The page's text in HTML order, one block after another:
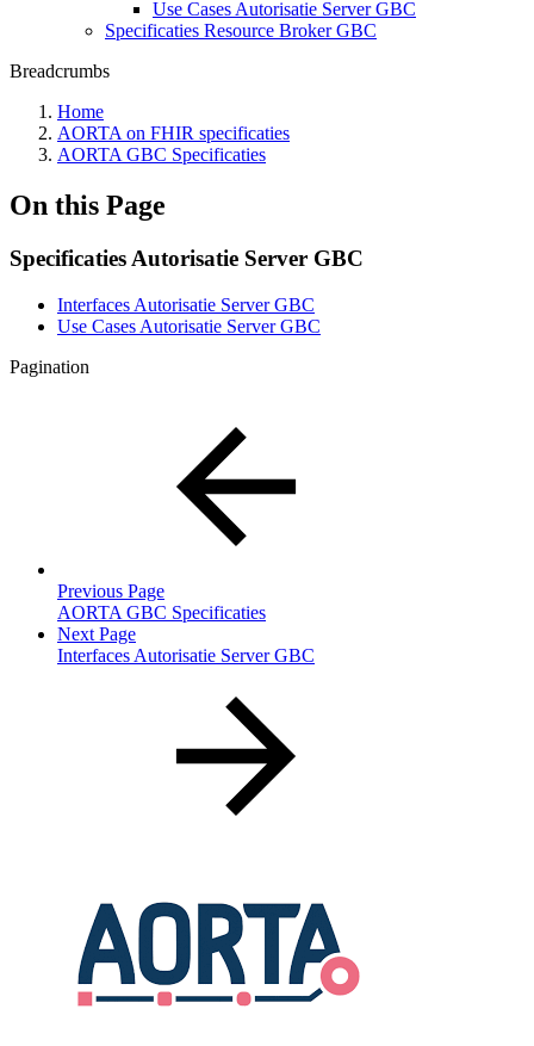
Use Cases Autorisatie Server GBC
Specificaties Resource Broker GBC
Breadcrumbs
Home
AORTA on FHIR specificaties
AORTA GBC Specificaties
On this Page
Specificaties Autorisatie Server GBC
Interfaces Autorisatie Server GBC
Use Cases Autorisatie Server GBC
Pagination
Previous Page
AORTA GBC Specificaties
Next Page
Interfaces Autorisatie Server GBC